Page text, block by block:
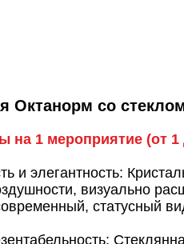
Октанорм со
на 1 мероприятие (от 1
и элегантность:
визуально
статусный